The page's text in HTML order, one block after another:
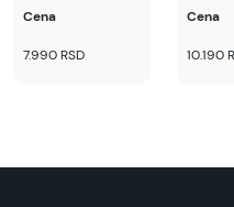
Cena
7.990 RSD
Cena
10.190